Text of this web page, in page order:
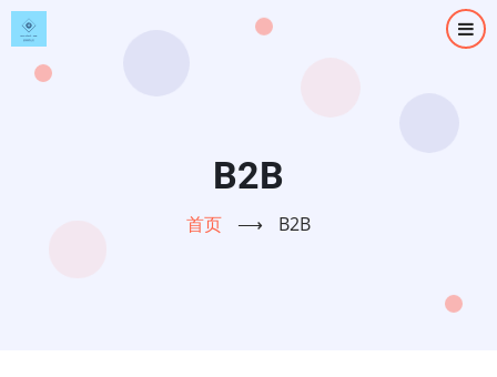
跳
转
B2B
首页 ⟶ B2B